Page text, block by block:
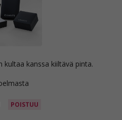
kultaa kanssa kiiltävä pinta.
POISTUU